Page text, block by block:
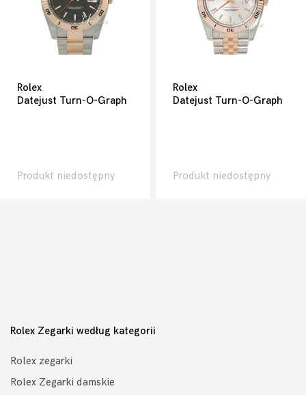
Rolex
Datejust Turn-O-Graph
Produkt niedostępny
Rolex
Datejust Turn-O-Graph
Produkt niedostępny
Rolex Zegarki według kategorii
Rolex zegarki
Rolex Zegarki damskie